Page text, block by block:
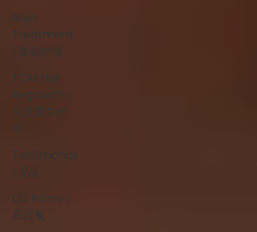
Bojin
Treatment
| 拨筋护理
TCM Hair
Regrowth |
头发重生护
Testimonial
| 见证
O2 Prime l
高压氧